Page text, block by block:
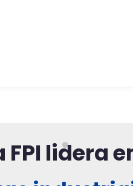
FPI lidera